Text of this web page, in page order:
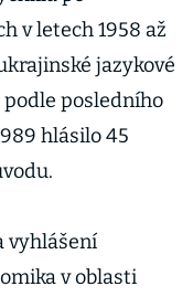
v letech 1958 až
jazykové
podle posledního
hlásilo 45
vyhlášení
v oblasti